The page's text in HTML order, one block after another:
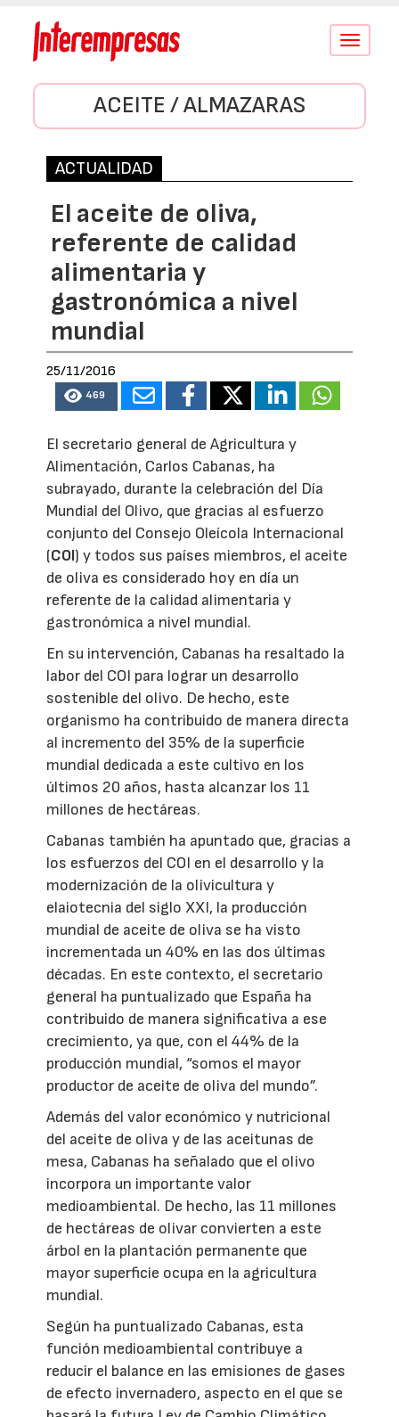
Conmutar
ACEITE / ALMAZARAS
ACTUALIDAD
El aceite de oliva,
referente de calidad
alimentaria y
gastronómica a nivel
mundial
25/11/2016
469
El secretario general de Agricultura y
Alimentación, Carlos Cabanas, ha
subrayado, durante la celebración del Día
Mundial del Olivo, que gracias al esfuerzo
conjunto del Consejo Oleícola Internacional
(COI) y todos sus países miembros, el aceite
de oliva es considerado hoy en día un
referente de la calidad alimentaria y
gastronómica a nivel mundial.
En su intervención, Cabanas ha resaltado la
labor del COI para lograr un desarrollo
sostenible del olivo. De hecho, este
organismo ha contribuido de manera directa
al incremento del 35% de la superficie
mundial dedicada a este cultivo en los
últimos 20 años, hasta alcanzar los 11
millones de hectáreas.
Cabanas también ha apuntado que, gracias a
los esfuerzos del COI en el desarrollo y la
modernización de la olivicultura y
elaiotecnia del siglo XXI, la producción
mundial de aceite de oliva se ha visto
incrementada un 40% en las dos últimas
décadas. En este contexto, el secretario
general ha puntualizado que España ha
contribuido de manera significativa a ese
crecimiento, ya que, con el 44% de la
producción mundial, “somos el mayor
productor de aceite de oliva del mundo”.
Además del valor económico y nutricional
del aceite de oliva y de las aceitunas de
mesa, Cabanas ha señalado que el olivo
incorpora un importante valor
medioambiental. De hecho, las 11 millones
de hectáreas de olivar convierten a este
árbol en la plantación permanente que
mayor superficie ocupa en la agricultura
mundial.
Según ha puntualizado Cabanas, esta
función medioambiental contribuye a
reducir el balance en las emisiones de gases
de efecto invernadero, aspecto en el que se